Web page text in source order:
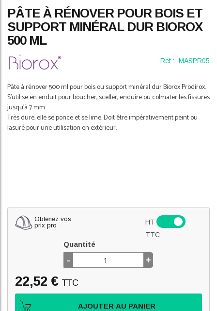
PÂTE À RÉNOVER POUR BOIS ET
SUPPORT MINÉRAL DUR BIOROX
500 ML
Ref : MASPR05
Pâte à rénover 500 ml pour bois ou support minéral dur Biorox Prodirox.
S'utilise en enduit pour boucher, sceller, enduire ou colmater les fissures
jusqu'à 7 mm.
Très dure, elle se ponce et se lime. Doit être impérativement peint ou
lasuré pour une utilisation en extérieur.
to
the
beginning
of
images
gallery
Obtenez vos
prix pro
HT
TTC
Quantité
- +
22,52 € TTC
AJOUTER AU PANIER